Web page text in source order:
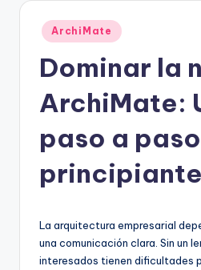
A
Publicado
en
ArchiMate
Dominar la
ArchiMate:
paso a
La arquitectura empresarial
una comunicación clara. Sin un
interesados tienen dificultades